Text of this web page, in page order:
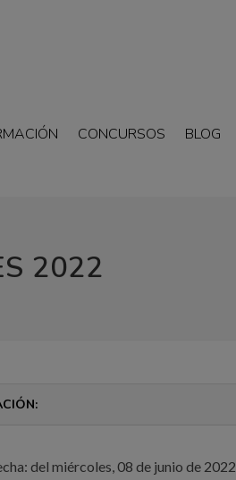
CONCURSOS BLOG
2022
del miércoles, 08 de junio de 2022